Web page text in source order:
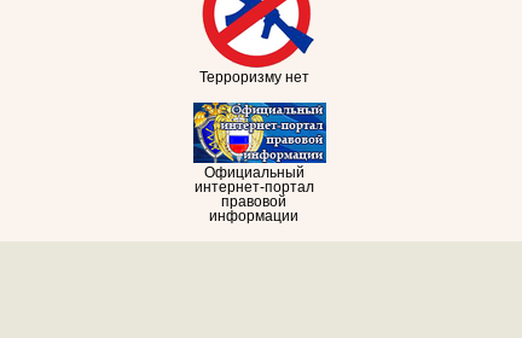
Терроризму нет
Официальный
интернет-портал
правовой
информации